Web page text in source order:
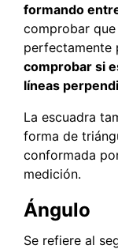
formando
comprobar
perfectamente
comprobar si
líneas
La escuadra
forma de
conformada
medición.
Ángulo
Se refiere al